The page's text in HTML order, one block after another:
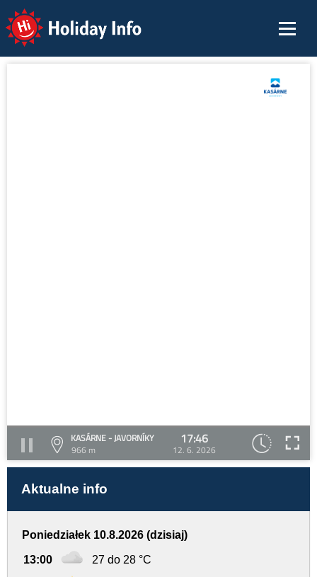
Holiday Info
KASÁRNE - JAVORNÍKY
966 m
17:46
12. 6. 2026
Aktualne info
Poniedziałek 10.8.2026 (dzisiaj)
13:00 27 do 28 °C